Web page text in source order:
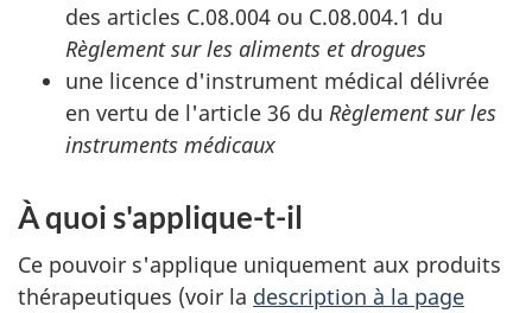
des articles C.08.004 ou C.08.004.1 du
Règlement sur les aliments et drogues
une licence d'instrument médical délivrée
en vertu de l'article 36 du Règlement sur les
instruments médicaux
À quoi s'applique-t-il
Ce pouvoir s'applique uniquement aux produits
thérapeutiques (voir la description à la page